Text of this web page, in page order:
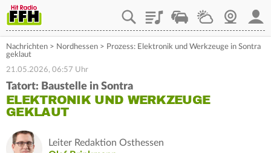
PlaylistStaupilotWetterWebcam
Nachrichten > Nordhessen > Prozess: Elektronik und Werkzeuge in Sontra
geklaut
21.05.2026, 06:57 Uhr
Tatort: Baustelle in Sontra
ELEKTRONIK UND WERKZEUGE
GEKLAUT
Leiter Redaktion Osthessen